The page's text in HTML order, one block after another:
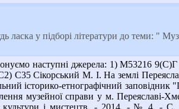
ласка у підборі літератури до теми: "
наступні джерела: 1) М53216
С35 Сікорський М. І. На землі
історико-етнографічний
музейної справи у м. Переяславі-
культури і мистецтв. - 2014. - № 4. -